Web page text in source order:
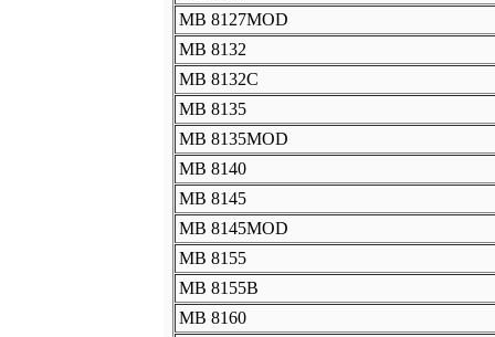
MB 8127MOD
MB 8132
MB 8132C
MB 8135
MB 8135MOD
MB 8140
MB 8145
MB 8145MOD
MB 8155
MB 8155B
MB 8160